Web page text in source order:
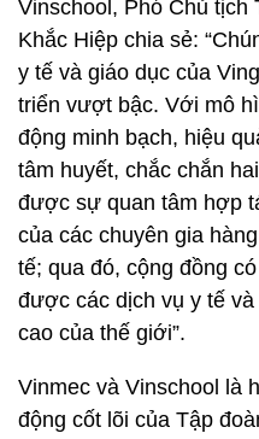
Vinschool, Phó Chủ tịch
Khắc Hiệp chia sẻ:
y tế và giáo dục của
triển vượt bậc. Với mô
động minh bạch, hiệu
tâm huyết, chắc chắn
được sự quan tâm hợp
của các chuyên gia
tế; qua đó, cộng đồng
được các dịch vụ y tế
cao của thế giới”.
Vinmec và Vinschool là
động cốt lõi của Tập